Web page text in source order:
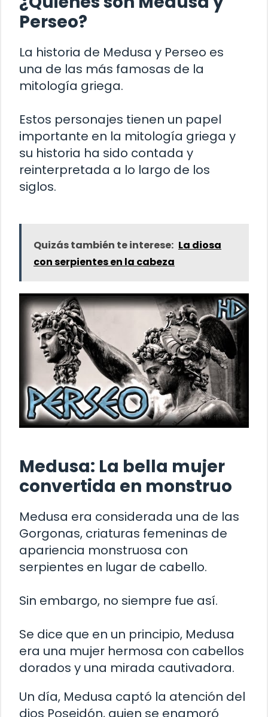
Perseo?
La historia de Medusa y Perseo es
una de las más famosas de la
mitología griega.
Estos personajes tienen un papel
importante en la mitología griega y
su historia ha sido contada y
reinterpretada a lo largo de los
siglos.
Quizás también te interese: La diosa
con serpientes en la cabeza
Medusa: La bella mujer
convertida en monstruo
Medusa era considerada una de las
Gorgonas, criaturas femeninas de
apariencia monstruosa con
serpientes en lugar de cabello.
Sin embargo, no siempre fue así.
Se dice que en un principio, Medusa
era una mujer hermosa con cabellos
dorados y una mirada cautivadora.
Un día, Medusa captó la atención del
dios Poseidón, quien se enamoró